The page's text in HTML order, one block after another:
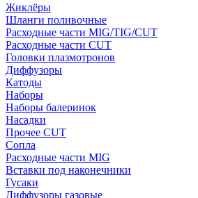
Жиклёры
Шланги поливочные
Расходные части MIG/TIG/CUT
Расходные части CUT
Головки плазмотронов
Диффузоры
Катоды
Наборы
Наборы балеринок
Насадки
Прочее CUT
Сопла
Расходные части MIG
Вставки под наконечники
Гусаки
Диффузоры газовые